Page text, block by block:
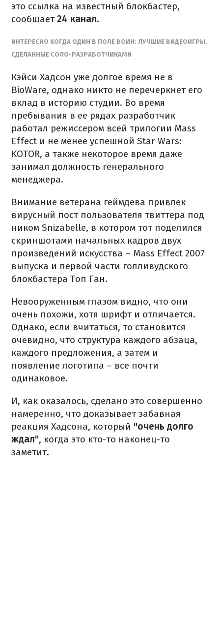
это ссылка на известный блокбастер,
сообщает24 канал.
ИНТЕРЕСНО КОГДА ОДИН В ПОЛЕ ВОИН: ЛУЧШИЕ ВИДЕОИГРЫ,
СДЕЛАННЫЕ СОЛО-РАЗРАБОТЧИКАМИ
Кэйси Хадсон уже долгое время не в
BioWare, однако никто не перечеркнет его
вклад в историю студии. Во время
пребывания в ее рядах разработчик
работал режиссером всей трилогии Mass
Effect и не менее успешной Star Wars:
KOTOR, а также некоторое время даже
занимал должность генерального
менеджера.
Внимание ветерана геймдева привлек
вирусный пост пользователя твиттера под
ником Snizabelle, в котором тот поделился
скриншотами начальных кадров двух
произведений искусства – Mass Effect 2007
выпуска и первой части голливудского
блокбастера Топ Ган.
Невооруженным глазом видно, что они
очень похожи, хотя шрифт и отличается.
Однако, если вчитаться, то становится
очевидно, что структура каждого абзаца,
каждого предложения, а затем и
появление логотипа – все почти
одинаковое.
И, как оказалось, сделано это совершенно
намеренно, что доказывает забавная
реакция Хадсона, который "очень долго
ждал", когда это кто-то наконец-то
заметит.